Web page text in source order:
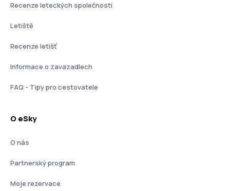
Recenze leteckých společností
Letiště
Recenze letišť
Informace o zavazadlech
FAQ - Tipy pro cestovatele
O eSky
O nás
Partnerský program
Moje rezervace